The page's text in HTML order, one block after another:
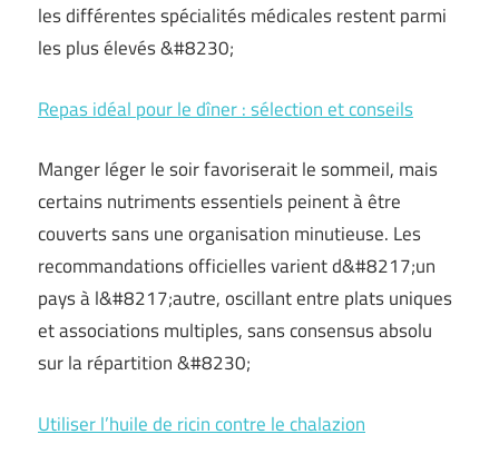
les différentes spécialités médicales restent parmi
les plus élevés &#8230;
Repas idéal pour le dîner : sélection et conseils
Manger léger le soir favoriserait le sommeil, mais
certains nutriments essentiels peinent à être
couverts sans une organisation minutieuse. Les
recommandations officielles varient d&#8217;un
pays à l&#8217;autre, oscillant entre plats uniques
et associations multiples, sans consensus absolu
sur la répartition &#8230;
Utiliser l’huile de ricin contre le chalazion